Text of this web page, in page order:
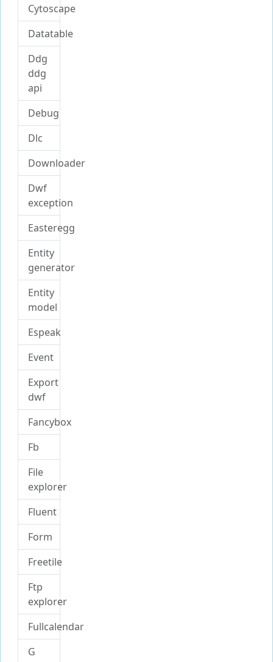
Cytoscape
Datatable
Ddg
ddg
api
Debug
Dlc
Downloader
Dwf
exception
Easteregg
Entity
generator
Entity
model
Espeak
Event
Export
dwf
Fancybox
Fb
File
explorer
Fluent
Form
Freetile
Ftp
explorer
Fullcalendar
G